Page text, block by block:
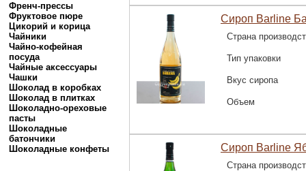
Френч-прессы
Фруктовое пюре
Цикорий и корица
Чайники
Чайно-кофейная
посуда
Чайные аксессуары
Чашки
Шоколад в коробках
Шоколад в плитках
Шоколадно-ореховые
пасты
Шоколадные
батончики
Шоколадные конфеты
Сироп Barline
Страна
Тип упаковки
Вкус сиропа
Объем
Сироп Barline
Страна